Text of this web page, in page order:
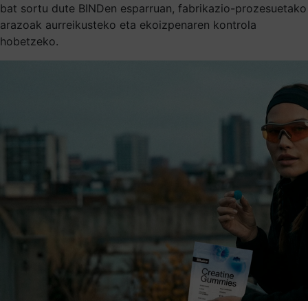
bat sortu dute BINDen esparruan, fabrikazio-prozesuetako
arazoak aurreikusteko eta ekoizpenaren kontrola
hobetzeko.